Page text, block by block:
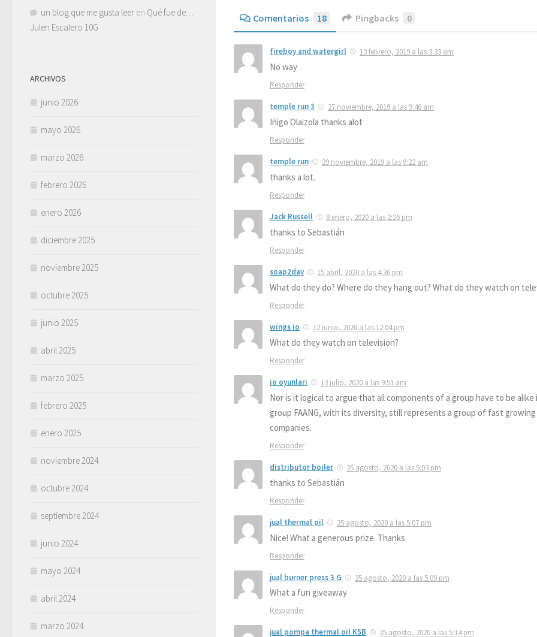
Comentarios 18 Pingbacks 0
fireboy and watergirl 13 febrero, 2019 a las 3:33 am
No way
Responder
temple run 3 27 noviembre, 2019 a las 9:46 am
Iñigo Olaizola thanks alot
Responder
temple run 29 noviembre, 2019 a las 9:22 am
thanks a lot.
Responder
Jack Russell 8 enero, 2020 a las 2:26 pm
thanks to Sebastián
Responder
soap2day 15 abril, 2020 a las 4:36 pm
What do they do? Where do they hang out? What do they watch on
Responder
wings io 12 junio, 2020 a las 12:04 pm
What do they watch on television?
Responder
io oyunlari 13 julio, 2020 a las 9:51 am
Nor is it logical to argue that all components of a group have to be alike
group FAANG, with its diversity, still represents a group of fast
companies.
Responder
distributor boiler 25 agosto, 2020 a las 5:03 pm
thanks to Sebastián
Responder
jual thermal oil 25 agosto, 2020 a las 5:07 pm
Nice! What a generous prize. Thanks.
Responder
jual burner press 3 G 25 agosto, 2020 a las 5:09 pm
What a fun giveaway
Responder
jual pompa thermal oil KSB 25 agosto, 2020 a las 5:14 pm
un blog que me gusta leer en Qué fue de…
Julen Escalero 10G
ARCHIVOS
junio 2026
mayo 2026
marzo 2026
febrero 2026
enero 2026
diciembre 2025
noviembre 2025
octubre 2025
junio 2025
abril 2025
marzo 2025
febrero 2025
enero 2025
noviembre 2024
octubre 2024
septiembre 2024
junio 2024
mayo 2024
abril 2024
marzo 2024